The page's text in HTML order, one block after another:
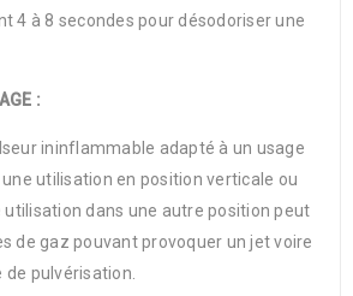
4 à 8 secondes pour désodoriser une
:
ininflammable adapté à un usage
utilisation en position verticale ou
utilisation dans une autre position peut
de gaz pouvant provoquer un jet voire
pulvérisation.